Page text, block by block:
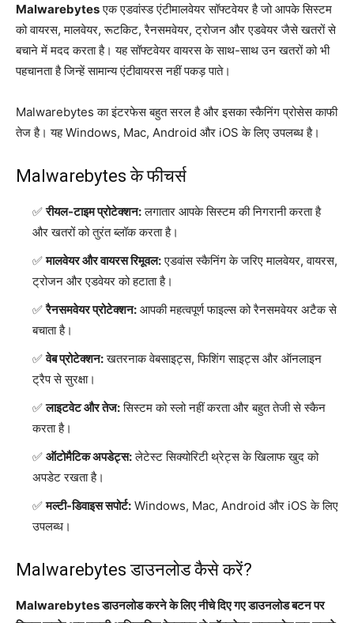
Malwarebytesएक एडवांस्ड एंटीमालवेयर सॉफ्टवेयर है जो आपके सिस्टम
को वायरस, मालवेयर, रूटकिट, रैनसमवेयर, ट्रोजन और एडवेयर जैसे खतरों से
बचाने में मदद करता है। यह सॉफ्टवेयर वायरस के साथ-साथ उन खतरों को भी
पहचानता है जिन्हें सामान्य एंटीवायरस नहीं पकड़ पाते।
Malwarebytes का इंटरफेस बहुत सरल है और इसका स्कैनिंग प्रोसेस काफी
तेज है। यह Windows, Mac, Android और iOS के लिए उपलब्ध है।
Malwarebytes के फीचर्स
रीयल-टाइम प्रोटेक्शन:लगातार आपके सिस्टम की निगरानी करता है
और खतरों को तुरंत ब्लॉक करता है।
मालवेयर और वायरस रिमूवल:एडवांस स्कैनिंग के जरिए मालवेयर, वायरस,
ट्रोजन और एडवेयर को हटाता है।
रैनसमवेयर प्रोटेक्शन: आपकी महत्वपूर्ण फाइल्स को रैनसमवेयर अटैक से
बचाता है।
वेब प्रोटेक्शन:खतरनाक वेबसाइट्स, फिशिंग साइट्स और ऑनलाइन
ट्रैप से सुरक्षा।
लाइटवेट और तेज:सिस्टम को स्लो नहीं करता और बहुत तेजी से स्कैन
करता है।
ऑटोमैटिक अपडेट्स:लेटेस्ट सिक्योरिटी थ्रेट्स के खिलाफ खुद को
अपडेट रखता है।
मल्टी-डिवाइस सपोर्ट: Windows, Mac, Android और iOS के लिए
उपलब्ध।
Malwarebytes डाउनलोड कैसे करें?
Malwarebytes डाउनलोड करने के लिए नीचे दिए गए डाउनलोड बटन पर